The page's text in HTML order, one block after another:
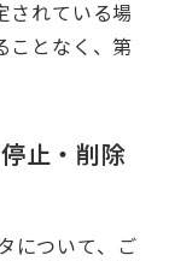
されている場
ことなく、第
止・削除
について、ご